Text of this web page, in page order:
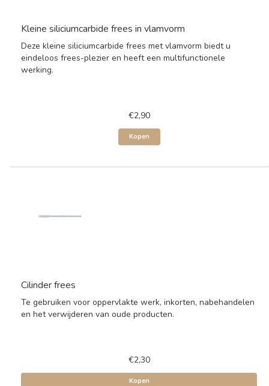
Kleine siliciumcarbide frees in vlamvorm
Deze kleine siliciumcarbide frees met vlamvorm biedt u
eindeloos frees-plezier en heeft een multifunctionele
werking.
€2,90
Kopen
Cilinder frees
Te gebruiken voor oppervlakte werk, inkorten, nabehandelen
en het verwijderen van oude producten.
€2,30
Kopen